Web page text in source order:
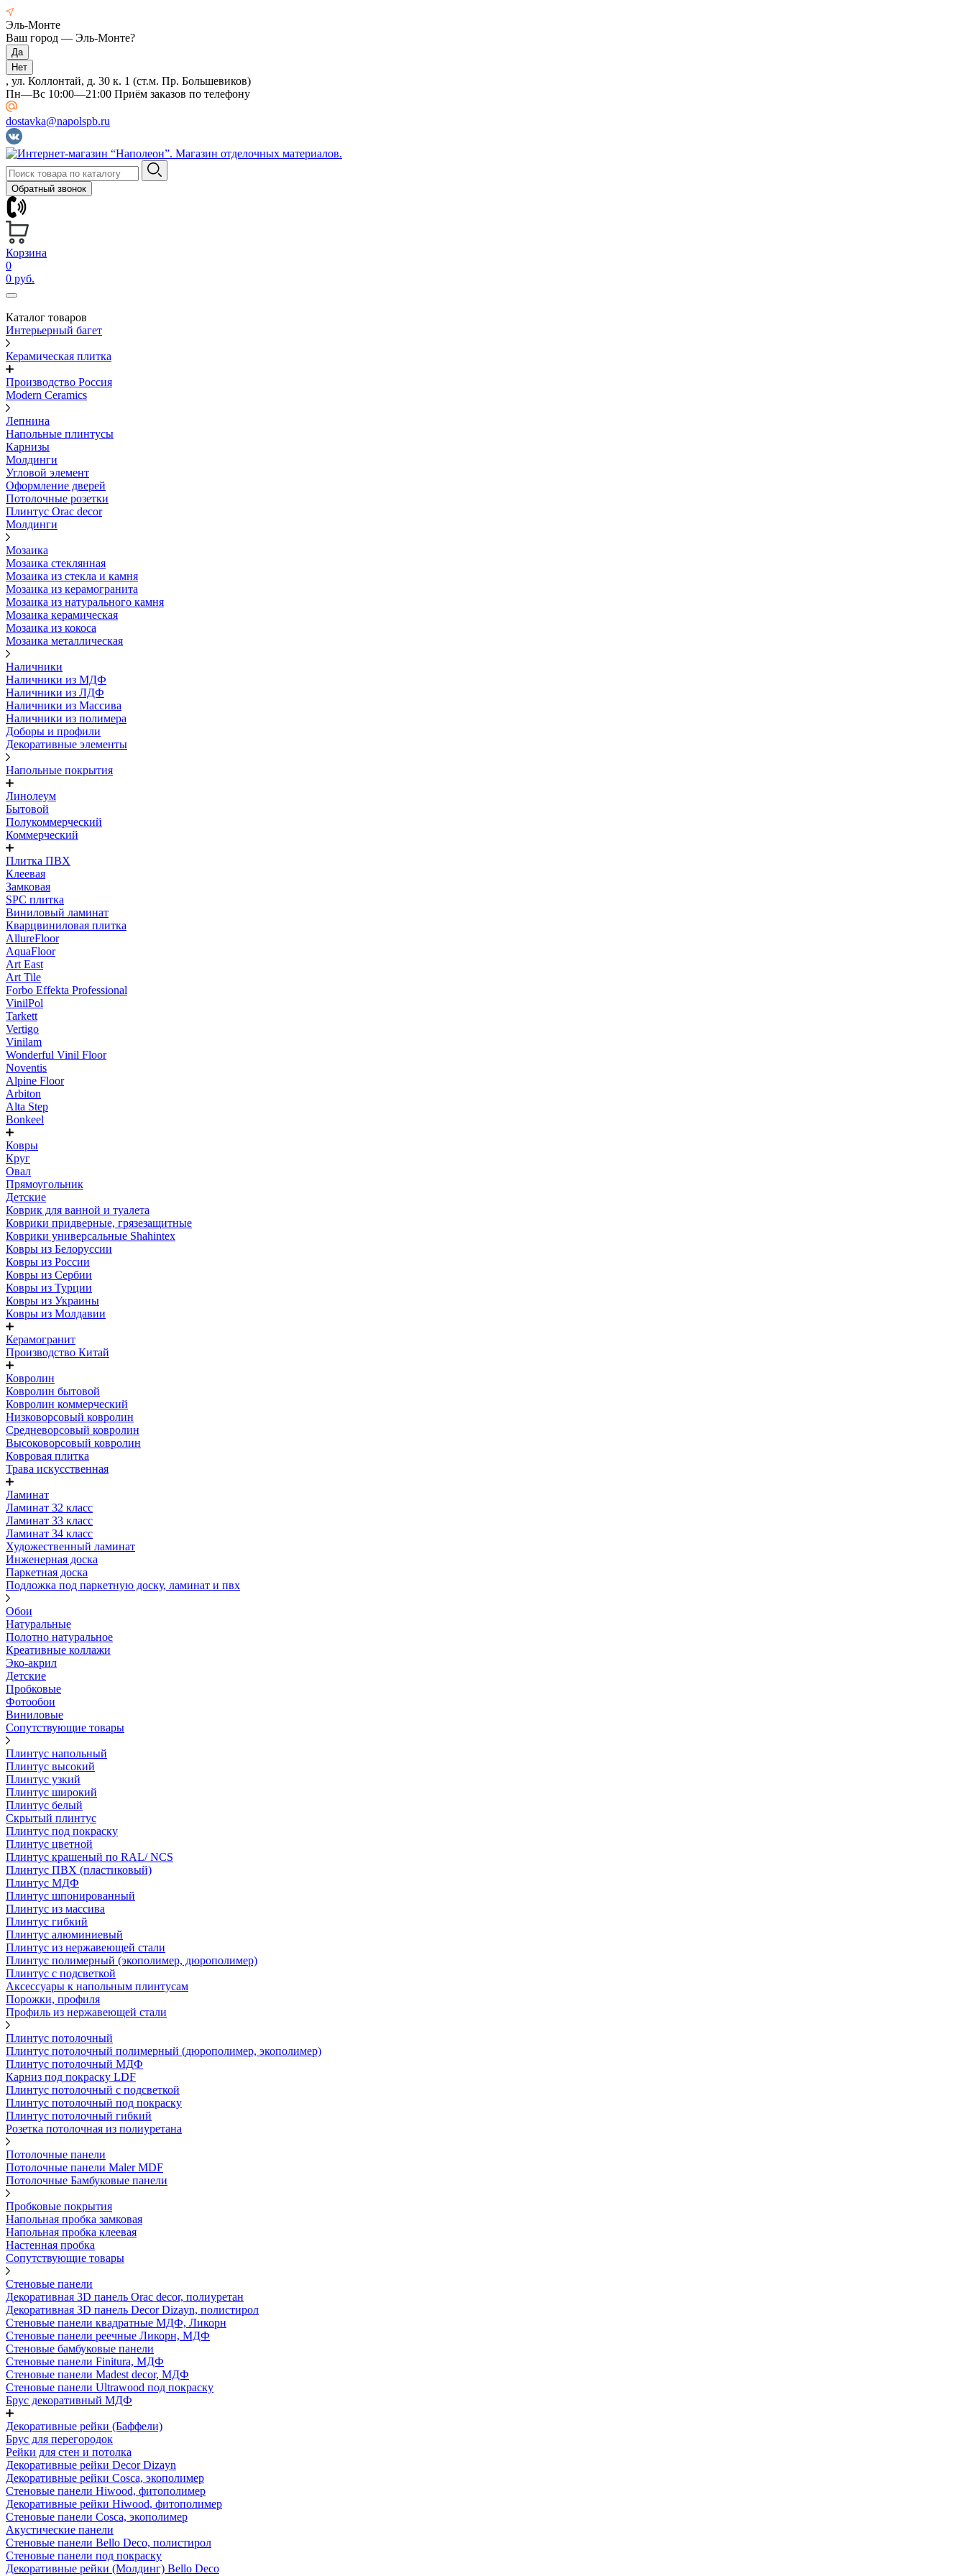
Эль-Монте
Ваш город — Эль-Монте?
, ул. Коллонтай, д. 30 к. 1 (ст.м. Пр. Большевиков)
Пн—Вс 10:00—21:00 Приём заказов по телефону
dostavka@napolspb.ru
Обратный звонок
Корзина
0
0 руб.
Каталог товаров
Интерьерный багет
Керамическая плитка
Производство Россия
Modern Ceramics
Лепнина
Напольные плинтусы
Карнизы
Молдинги
Угловой элемент
Оформление дверей
Потолочные розетки
Плинтус Orac decor
Молдинги
Мозаика
Мозаика стеклянная
Мозаика из стекла и камня
Мозаика из керамогранита
Мозаика из натурального камня
Мозаика керамическая
Мозаика из кокоса
Мозаика металлическая
Наличники
Наличники из МДФ
Наличники из ЛДФ
Наличники из Массива
Наличники из полимера
Доборы и профили
Декоративные элементы
Напольные покрытия
Линолеум
Бытовой
Полукоммерческий
Коммерческий
Плитка ПВХ
Клеевая
Замковая
SPC плитка
Виниловый ламинат
Кварцвиниловая плитка
AllureFloor
AquaFloor
Art East
Art Tile
Forbo Effekta Professional
VinilPol
Tarkett
Vertigo
Vinilam
Wonderful Vinil Floor
Noventis
Alpine Floor
Arbiton
Alta Step
Bonkeel
Ковры
Круг
Овал
Прямоугольник
Детские
Коврик для ванной и туалета
Коврики придверные, грязезащитные
Коврики универсальные Shahintex
Ковры из Белоруссии
Ковры из России
Ковры из Сербии
Ковры из Турции
Ковры из Украины
Ковры из Молдавии
Керамогранит
Производство Китай
Ковролин
Ковролин бытовой
Ковролин коммерческий
Низковорсовый ковролин
Средневорсовый ковролин
Высоковорсовый ковролин
Ковровая плитка
Трава искусственная
Ламинат
Ламинат 32 класс
Ламинат 33 класс
Ламинат 34 класс
Художественный ламинат
Инженерная доска
Паркетная доска
Подложка под паркетную доску, ламинат и пвх
Обои
Натуральные
Полотно натуральное
Креативные коллажи
Эко-акрил
Детские
Пробковые
Фотообои
Виниловые
Сопутствующие товары
Плинтус напольный
Плинтус высокий
Плинтус узкий
Плинтус широкий
Плинтус белый
Скрытый плинтус
Плинтус под покраску
Плинтус цветной
Плинтус крашеный по RAL/ NCS
Плинтус ПВХ (пластиковый)
Плинтус МДФ
Плинтус шпонированный
Плинтус из массива
Плинтус гибкий
Плинтус алюминиевый
Плинтус из нержавеющей стали
Плинтус полимерный (экополимер, дюрополимер)
Плинтус с подсветкой
Аксессуары к напольным плинтусам
Порожки, профиля
Профиль из нержавеющей стали
Плинтус потолочный
Плинтус потолочный полимерный (дюрополимер, экополимер)
Плинтус потолочный МДФ
Карниз под покраску LDF
Плинтус потолочный с подсветкой
Плинтус потолочный под покраску
Плинтус потолочный гибкий
Розетка потолочная из полиуретана
Потолочные панели
Потолочные панели Maler MDF
Потолочные Бамбуковые панели
Пробковые покрытия
Напольная пробка замковая
Напольная пробка клеевая
Настенная пробка
Сопутствующие товары
Стеновые панели
Декоративная 3D панель Orac decor, полиуретан
Декоративная 3D панель Decor Dizayn, полистирол
Стеновые панели квадратные МДФ, Ликорн
Стеновые панели реечные Ликорн, МДФ
Стеновые бамбуковые панели
Стеновые панели Finitura, МДФ
Стеновые панели Madest decor, МДФ
Стеновые панели Ultrawood под покраску
Брус декоративный МДФ
Декоративные рейки (Баффели)
Брус для перегородок
Рейки для стен и потолка
Декоративные рейки Decor Dizayn
Декоративные рейки Cosca, экополимер
Стеновые панели Hiwood, фитополимер
Декоративные рейки Hiwood, фитополимер
Стеновые панели Cosca, экополимер
Акустические панели
Стеновые панели Bello Deco, полистирол
Стеновые панели под покраску
Декоративные рейки (Молдинг) Bello Deco